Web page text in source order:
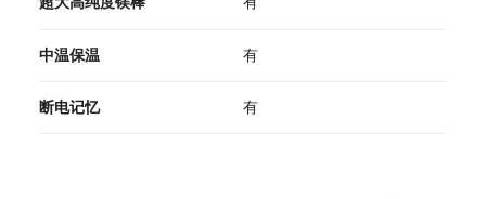
中温保温 有
断电记忆 有